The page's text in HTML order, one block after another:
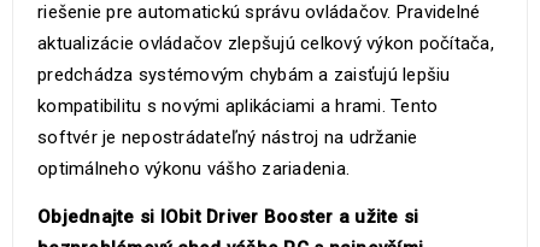
riešenie pre automatickú správu ovládačov. Pravidelné
aktualizácie ovládačov zlepšujú celkový výkon počítača,
predchádza systémovým chybám a zaisťujú lepšiu
kompatibilitu s novými aplikáciami a hrami. Tento
softvér je nepostrádateľný nástroj na udržanie
optimálneho výkonu vášho zariadenia.
Objednajte si IObit Driver Booster a užite si